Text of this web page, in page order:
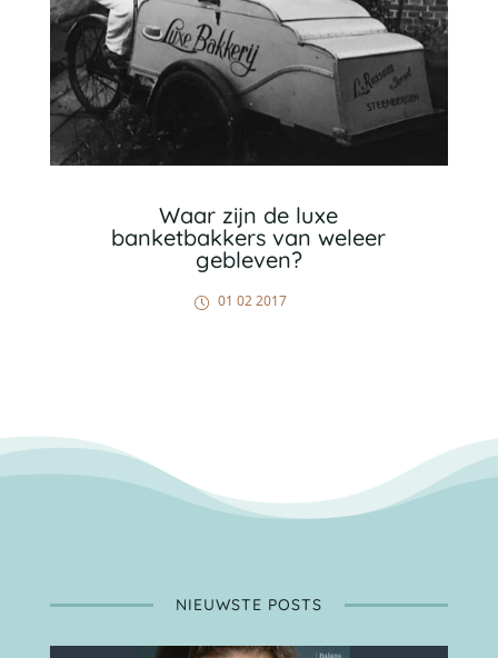
Waar zijn de luxe
banketbakkers van weleer
gebleven?
01 02 2017
NIEUWSTE POSTS